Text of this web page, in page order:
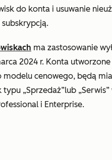
do konta i usuwanie
subskrypcją.
ma zastosowanie
2024 r. Konta
cenowego, będą
typu „Sprzedaż”lub „Serwis”
i Enterprise.